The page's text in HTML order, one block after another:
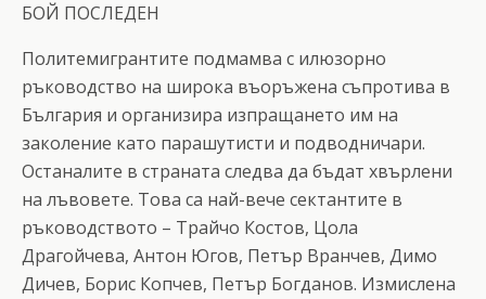
БОЙ ПОСЛЕДЕН
Политемигрантите подмамва с илюзорно
ръководство на широка въоръжена съпротива в
България и организира изпращането им на
заколение като парашутисти и подводничари.
Останалите в страната следва да бъдат хвърлени
на лъвовете. Това са най-вече сектантите в
ръководството – Трайчо Костов, Цола
Драгойчева, Антон Югов, Петър Вранчев, Димо
Дичев, Борис Копчев, Петър Богданов. Измислена